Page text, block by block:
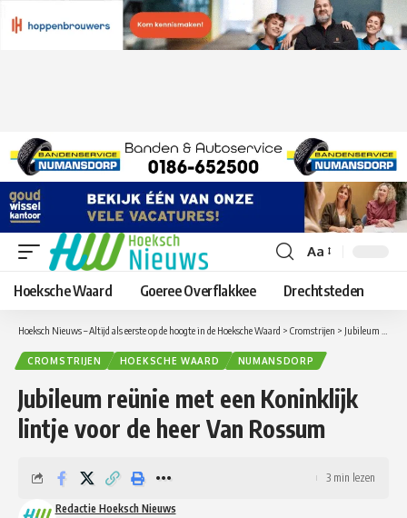
Lettergrootte
aanpassen
Aa
Hoeksche Waard Goeree Overflakkee Drechtsteden
Hoeksch Nieuws – Altijd als eerste op de hoogte in de Hoeksche Waard > Cromstrijen > Jubileum reünie met een Koninklijk lintje voor de heer Van Rossum
CROMSTRIJEN HOEKSCHE WAARD NUMANSDORP
Jubileum reünie met een Koninklijk
lintje voor de heer Van Rossum
Redactie Hoeksch Nieuws
3 min lezen